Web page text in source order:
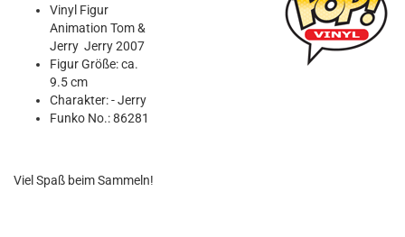
Vinyl Figur
Animation Tom &
Jerry Jerry 2007
Figur Größe: ca.
9.5 cm
Charakter: - Jerry
Funko No.: 86281
Viel Spaß beim Sammeln!